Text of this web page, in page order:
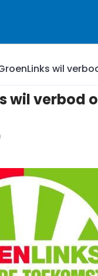
wil
wil verbod